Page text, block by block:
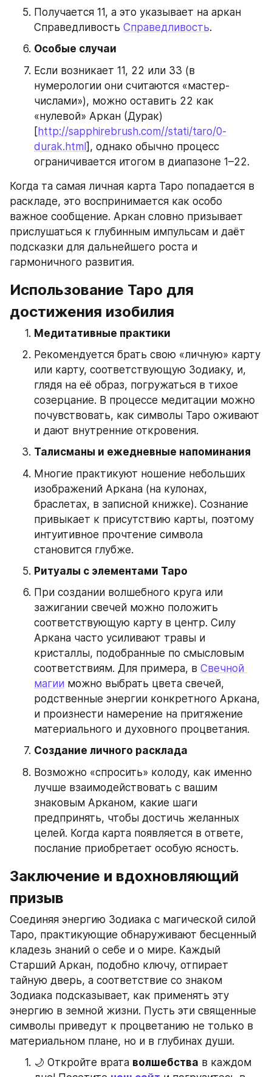
Получается 11, а это указывает на аркан
Справедливость Справедливость.
Особые случаи
Если возникает 11, 22 или 33 (в
нумерологии они считаются «мастер-
числами»), можно оставить 22 как
«нулевой» Аркан (Дурак)
[http://sapphirebrush.com//stati/taro/0-
durak.html], однако обычно процесс
ограничивается итогом в диапазоне 1–22.
Когда та самая личная карта Таро попадается в
раскладе, это воспринимается как особо
важное сообщение. Аркан словно призывает
прислушаться к глубинным импульсам и даёт
подсказки для дальнейшего роста и
гармоничного развития.
Использование Таро для
достижения изобилия
Медитативные практики
Рекомендуется брать свою «личную» карту
или карту, соответствующую Зодиаку, и,
глядя на её образ, погружаться в тихое
созерцание. В процессе медитации можно
почувствовать, как символы Таро оживают
и дают внутренние откровения.
Талисманы и ежедневные напоминания
Многие практикуют ношение небольших
изображений Аркана (на кулонах,
браслетах, в записной книжке). Сознание
привыкает к присутствию карты, поэтому
интуитивное прочтение символа
становится глубже.
Ритуалы с элементами Таро
При создании волшебного круга или
зажигании свечей можно положить
соответствующую карту в центр. Силу
Аркана часто усиливают травы и
кристаллы, подобранные по смысловым
соответствиям. Для примера, в Свечной
магии можно выбрать цвета свечей,
родственные энергии конкретного Аркана,
и произнести намерение на притяжение
материального и духовного процветания.
Создание личного расклада
Возможно «спросить» колоду, как именно
лучше взаимодействовать с вашим
знаковым Арканом, какие шаги
предпринять, чтобы достичь желанных
целей. Когда карта появляется в ответе,
послание приобретает особую ясность.
Заключение и вдохновляющий
призыв
Соединяя энергию Зодиака с магической силой
Таро, практикующие обнаруживают бесценный
кладезь знаний о себе и о мире. Каждый
Старший Аркан, подобно ключу, отпирает
тайную дверь, а соответствие со знаком
Зодиака подсказывает, как применять эту
энергию в земной жизни. Пусть эти священные
символы приведут к процветанию не только в
материальном плане, но и в глубинах души.
🌙 Откройте врата волшебства в каждом